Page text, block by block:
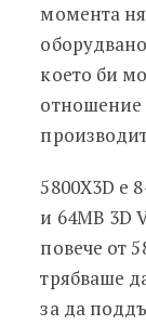
момента
което би
отношение
5800X3D е
и 64MB 3D
повече от
трябваше
за да